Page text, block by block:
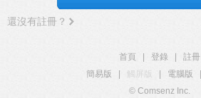
還沒有註冊？
首頁 登錄
註冊
簡易版
觸屏版 電腦版
© Comsenz Inc.